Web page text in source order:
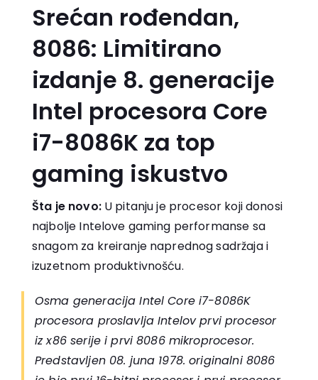
Srećan rođendan,
8086: Limitirano
izdanje 8. generacije
Intel procesora Core
i7-8086K za top
gaming iskustvo
Šta je novo:U pitanju je procesor koji donosi
najbolje Intelove gaming performanse sa
snagom za kreiranje naprednog sadržaja i
izuzetnom produktivnošću.
Osma generacija Intel Core i7-8086K
procesora proslavlja Intelov prvi procesor
iz x86 serije i prvi 8086 mikroprocesor.
Predstavljen 08. juna 1978. originalni 8086